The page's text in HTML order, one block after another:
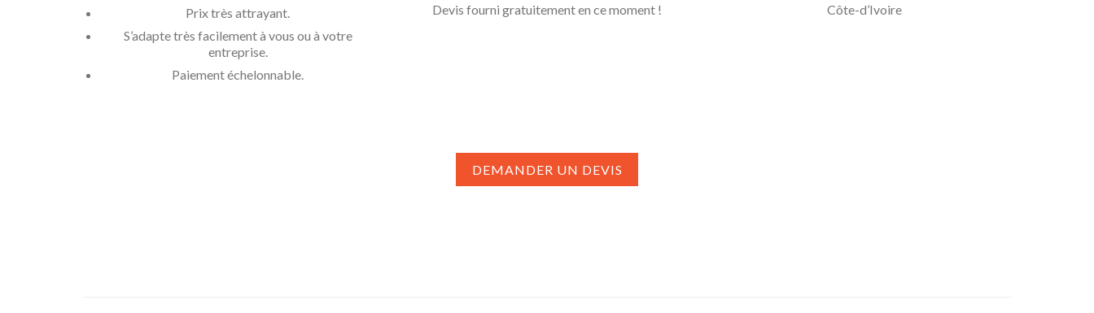
Prix très attrayant.
S’adapte très facilement à vous ou à votre
entreprise.
Paiement échelonnable.
Devis fourni gratuitement en ce moment ! Côte-d’Ivoire
DEMANDER UN DEVIS